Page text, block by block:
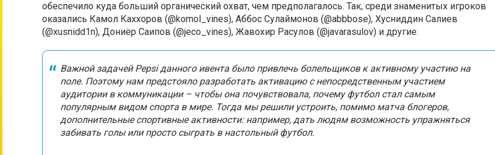
обеспечило куда больший органический охват, чем предполагалось. Так, среди знаменитых игроков
оказались Камол Каххоров (@komol_vines), Аббос Сулаймонов (@abbbose), Хусниддин Салиев
(@xusnidd1n), Дониёр Саипов (@jeco_vines), Жавохир Расулов (@javarasulov) и другие.
Важной задачей Pepsi данного ивента было привлечь болельщиков к активному участию на
поле. Поэтому нам предстояло разработать активацию с непосредственным участием
аудитории в коммуникации – чтобы она почувствовала, почему футбол стал самым
популярным видом спорта в мире. Тогда мы решили устроить, помимо матча блогеров,
дополнительные спортивные активности: например, дать людям возможность упражняться
забивать голы или просто сыграть в настольный футбол.